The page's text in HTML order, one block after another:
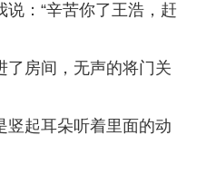
：“辛苦你了王浩，赶
房间，无声的将门关
起耳朵听着里面的动